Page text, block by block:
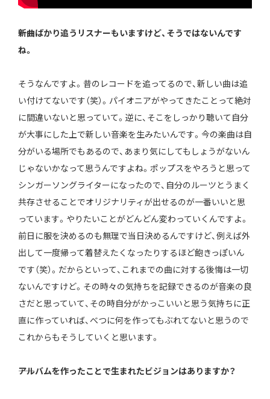
――新曲ばかり追うリスナーもいますけど、そうではないんです
ね。
そうなんですよ。昔のレコードを追ってるので、新しい曲は追
い付けてないです（笑）。パイオニアがやってきたことって絶対
に間違いないと思っていて。逆に、そこをしっかり聴いて自分
が大事にした上で新しい音楽を生みたいんです。今の楽曲は自
分がいる場所でもあるので、あまり気にしてもしょうがないん
じゃないかなって思うんですよね。ポップスをやろうと思って
シンガーソングライターになったので、自分のルーツとうまく
共存させることでオリジナリティが出せるのが一番いいと思
っています。やりたいことがどんどん変わっていくんですよ。
前日に服を決めるのも無理で当日決めるんですけど、例えば外
出して一度帰って着替えたくなったりするほど飽きっぽいん
です（笑）。だからといって、これまでの曲に対する後悔は一切
ないんですけど。その時々の気持ちを記録できるのが音楽の良
さだと思っていて、その時自分がかっこいいと思う気持ちに正
直に作っていれば、べつに何を作ってもぶれてないと思うので
これからもそうしていくと思います。
――アルバムを作ったことで生まれたビジョンはありますか？